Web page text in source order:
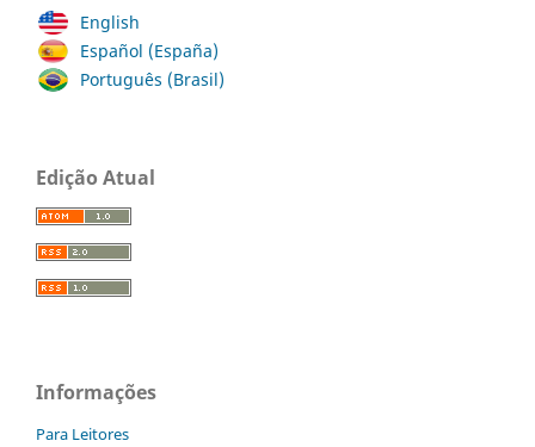
English
Español (España)
Português (Brasil)
Edição Atual
Informações
Para Leitores